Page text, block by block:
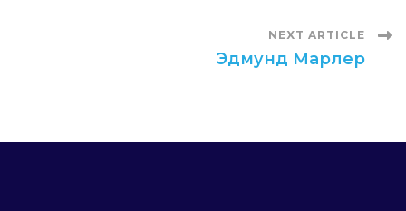
NEXT ARTICLE
Эдмунд Марлер